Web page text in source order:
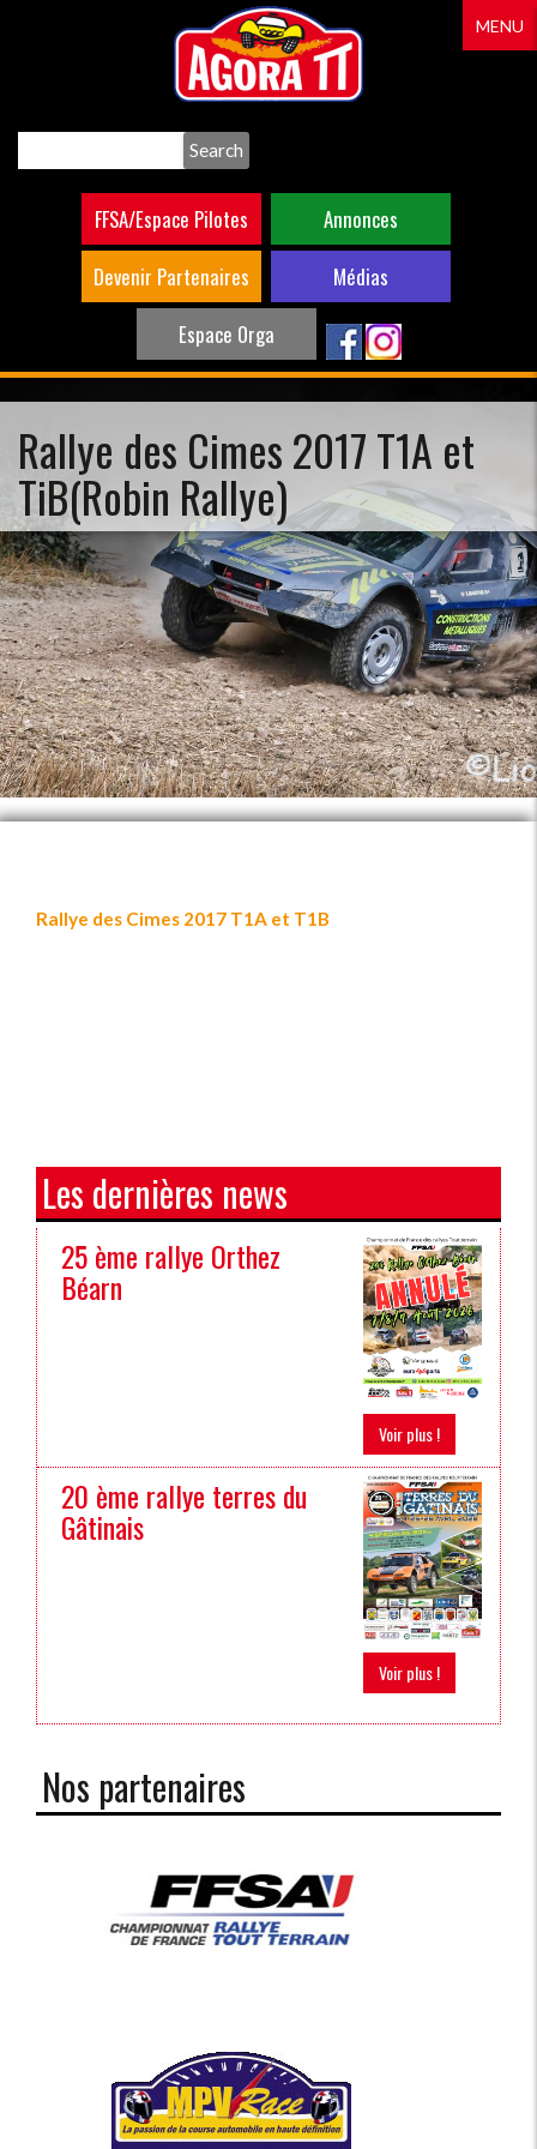
FFSA/Espace Pilotes
Annonces
Devenir Partenaires
Médias
Espace Orga
MENU
Rallye des Cimes 2017 T1A et
TiB(Robin Rallye)
Rallye des Cimes 2017 T1A et T1B
Les dernières news
25 ème rallye Orthez
Béarn
Voir plus !
20 ème rallye terres du
Gâtinais
Voir plus !
Nos partenaires